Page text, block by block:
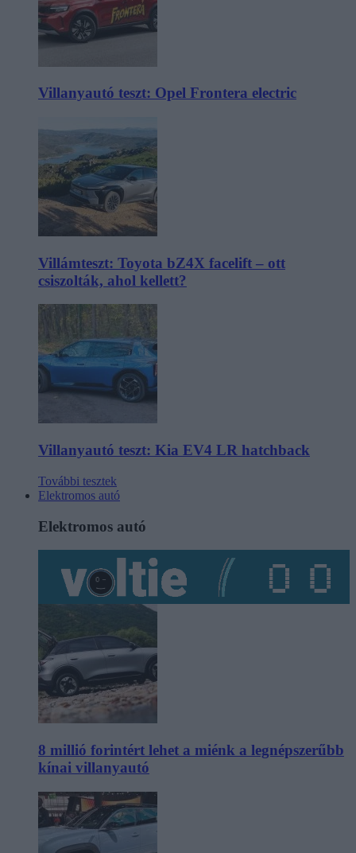
Villanyautó teszt: Opel Frontera electric
Villámteszt: Toyota bZ4X facelift – ott
csiszolták, ahol kellett?
Villanyautó teszt: Kia EV4 LR hatchback
További tesztek
Elektromos autó
Elektromos autó
8 millió forintért lehet a miénk a legnépszerűbb
kínai villanyautó